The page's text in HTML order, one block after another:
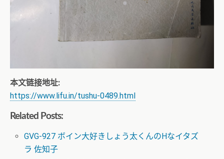
本文链接地址:
https://www.lifu.in/tushu-0489.html
Related Posts:
GVG-927 ボイン大好きしょう太くんのHなイタズ
ラ 佐知子